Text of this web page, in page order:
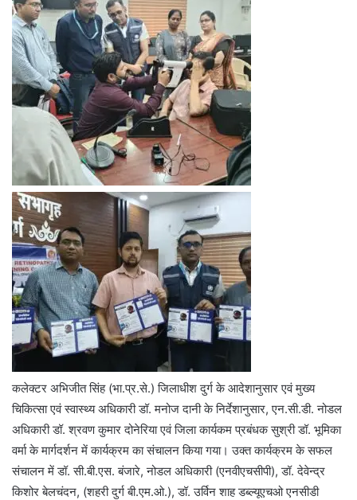
कलेक्टर अभिजीत सिंह (भा.प्र.से.) जिलाधीश दुर्ग के आदेशानुसार एवं मुख्य
चिकित्सा एवं स्वास्थ्य अधिकारी डॉ. मनोज दानी के निर्देशानुसार, एन.सी.डी. नोडल
अधिकारी डॉ. श्रवण कुमार दोनेरिया एवं जिला कार्यकम प्रबंधक सुश्री डॉ. भूमिका
वर्मा के मार्गदर्शन में कार्यक्रम का संचालन किया गया। उक्त कार्यक्रम के सफल
संचालन में डॉ. सी.बी.एस. बंजारे, नोडल अधिकारी (एनवीएचसीपी), डॉ. देवेन्द्र
किशोर बेलचंदन, (शहरी दुर्ग बी.एम.ओ.), डॉ. उर्विन शाह डब्ल्यूएचओ एनसीडी